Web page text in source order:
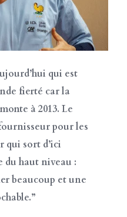
qui est
fierté car la
à 2013. Le
pour les
qui sort d’ici
du haut niveau :
beaucoup et une